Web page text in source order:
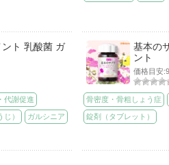
ト 乳酸菌 ガ
代謝促進
じ） ガルシニア
基本の
ント
価格目安
骨密度・骨粗しょう症
錠剤（タブレット）